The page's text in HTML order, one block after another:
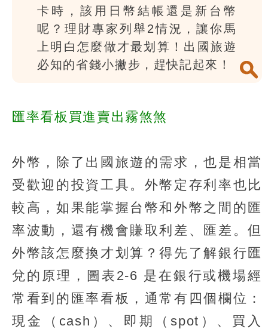
卡時，該用日幣結帳還是新台幣
呢？理財專家列舉2情況，讓你馬
上明白怎麼做才最划算！出國旅遊
必知的省錢小撇步，趕快記起來！
匯率看板買進賣出霧煞煞
外幣，除了出國旅遊的需求，也是相當
受歡迎的投資工具。外幣定存利率也比
較高，如果能掌握台幣和外幣之間的匯
率波動，還有機會賺取利差、匯差。但
外幣該怎麼換才划算？得先了解銀行匯
兌的原理，圖表2-6 是在銀行或機場經
常看到的匯率看板，通常有四個欄位：
現金（cash）、即期（spot）、買入